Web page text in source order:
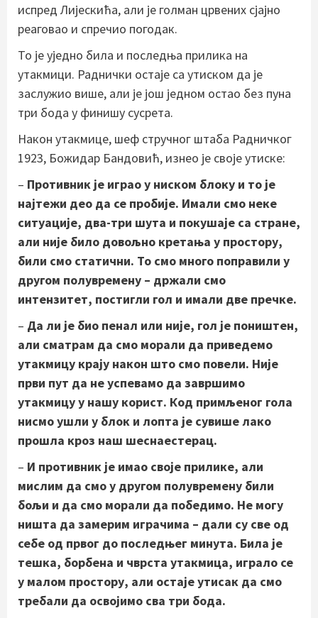
испред Лијескића, али је голман црвених сјајно
реаговао и спречио погодак.
То је уједно била и последња прилика на
утакмици. Раднички остаје са утиском да је
заслужио више, али је још једном остао без пуна
три бода у финишу сусрета.
Након утакмице, шеф стручног штаба Радничког
1923, Божидар Бандовић, изнео је своје утиске:
– Противник је играо у ниском блоку и то је
најтежи део да се пробије. Имали смо неке
ситуације, два-три шута и покушаје са стране,
али није било довољно кретања у простору,
били смо статични. То смо много поправили у
другом полувремену – држали смо
интензитет, постигли гол и имали две пречке.
– Да ли је био пенал или није, гол је поништен,
али сматрам да смо морали да приведемо
утакмицу крају након што смо повели. Није
први пут да не успевамо да завршимо
утакмицу у нашу корист. Код примљеног гола
нисмо ушли у блок и лопта је сувише лако
прошла кроз наш шеснаестерац.
– И противник је имао своје прилике, али
мислим да смо у другом полувремену били
бољи и да смо морали да победимо. Не могу
ништа да замерим играчима – дали су све од
себе од првог до последњег минута. Била је
тешка, борбена и чврста утакмица, играло се
у малом простору, али остаје утисак да смо
требали да освојимо сва три бода.